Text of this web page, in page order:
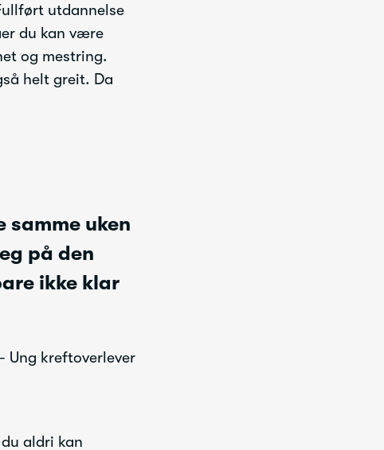
utdannelse
du kan være
og mestring.
helt greit. Da
samme uken
på den
ikke klar
Ung kreftoverlever
aldri kan